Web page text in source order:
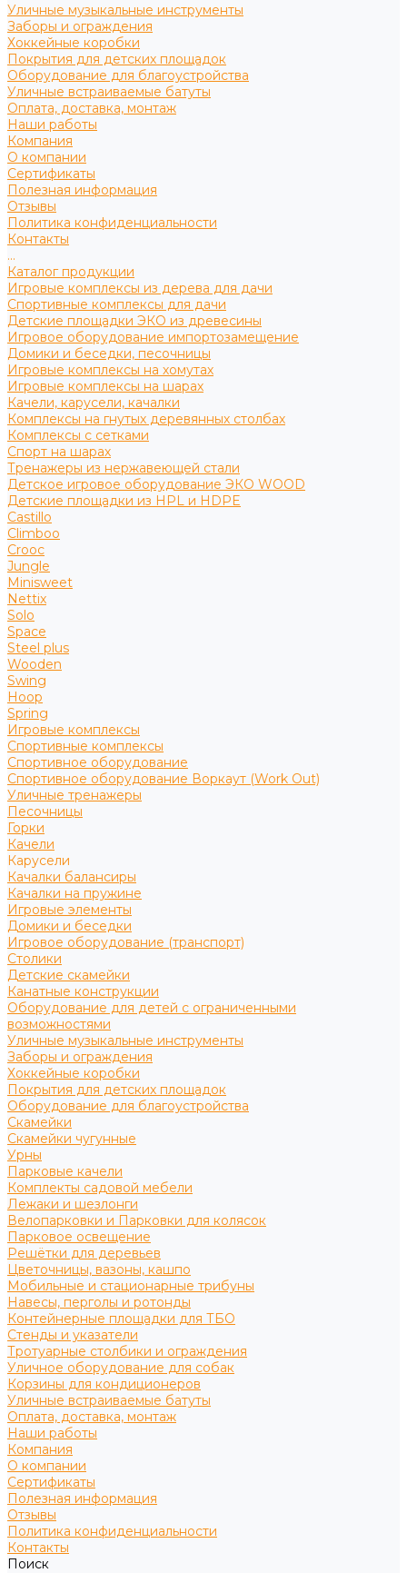
Уличные музыкальные инструменты
Заборы и ограждения
Хоккейные коробки
Покрытия для детских площадок
Оборудование для благоустройства
Уличные встраиваемые батуты
Оплата, доставка, монтаж
Наши работы
Компания
О компании
Сертификаты
Полезная информация
Отзывы
Политика конфиденциальности
Контакты
...
Каталог продукции
Игровые комплексы из дерева для дачи
Спортивные комплексы для дачи
Детские площадки ЭКО из древесины
Игровое оборудование импортозамещение
Домики и беседки, песочницы
Игровые комплексы на хомутах
Игровые комплексы на шарах
Качели, карусели, качалки
Комплексы на гнутых деревянных столбах
Комплексы с сетками
Спорт на шарах
Тренажеры из нержавеющей стали
Детское игровое оборудование ЭКО WOOD
Детские площадки из HPL и HDPE
Castillo
Climboo
Crooc
Jungle
Minisweet
Nettix
Solo
Space
Steel plus
Wooden
Swing
Hoop
Spring
Игровые комплексы
Спортивные комплексы
Спортивное оборудование
Спортивное оборудование Воркаут (Work Out)
Уличные тренажеры
Песочницы
Горки
Качели
Карусели
Качалки балансиры
Качалки на пружине
Игровые элементы
Домики и беседки
Игровое оборудование (транспорт)
Столики
Детские скамейки
Канатные конструкции
Оборудование для детей с ограниченными
возможностями
Уличные музыкальные инструменты
Заборы и ограждения
Хоккейные коробки
Покрытия для детских площадок
Оборудование для благоустройства
Скамейки
Скамейки чугунные
Урны
Парковые качели
Комплекты садовой мебели
Лежаки и шезлонги
Велопарковки и Парковки для колясок
Парковое освещение
Решётки для деревьев
Цветочницы, вазоны, кашпо
Мобильные и стационарные трибуны
Навесы, перголы и ротонды
Контейнерные площадки для ТБО
Стенды и указатели
Тротуарные столбики и ограждения
Уличное оборудование для собак
Корзины для кондиционеров
Уличные встраиваемые батуты
Оплата, доставка, монтаж
Наши работы
Компания
О компании
Сертификаты
Полезная информация
Отзывы
Политика конфиденциальности
Контакты
Поиск